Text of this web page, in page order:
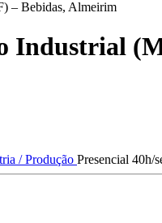
– Bebidas, Almeirim
Industrial
/ Produção Presencial 40h/